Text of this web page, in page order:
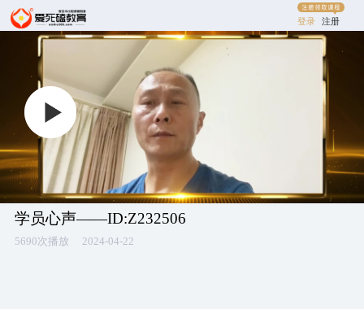
登录 注册
学员心声——ID:Z232506
5690次播放 2024-04-22